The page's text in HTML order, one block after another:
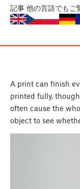
記事 他の言語でもご
A print can finish
printed fully,
often cause the
object to see